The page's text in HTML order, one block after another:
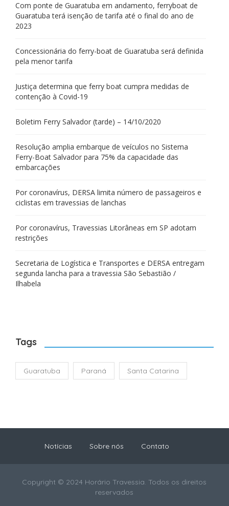
Com ponte de Guaratuba em andamento, ferryboat de
Guaratuba terá isenção de tarifa até o final do ano de
2023
Concessionária do ferry-boat de Guaratuba será definida
pela menor tarifa
Justiça determina que ferry boat cumpra medidas de
contenção à Covid-19
Boletim Ferry Salvador (tarde) – 14/10/2020
Resolução amplia embarque de veículos no Sistema
Ferry-Boat Salvador para 75% da capacidade das
embarcações
Por coronavírus, DERSA limita número de passageiros e
ciclistas em travessias de lanchas
Por coronavírus, Travessias Litorâneas em SP adotam
restrições
Secretaria de Logística e Transportes e DERSA entregam
segunda lancha para a travessia São Sebastião /
Ilhabela
Tags
Guaratuba Paraná Santa Catarina
Notícias Sobre nós Contato
Copyright © 2024 Horário Travessia. Todos os direitos
reservados